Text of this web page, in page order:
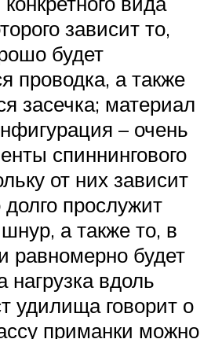
зависит то,
будет
проводка, а также
засечка; материал
– очень
спиннингового
от них зависит
долго прослужит
а также то, в
равномерно будет
нагрузка вдоль
удилища говорит о
приманки можно